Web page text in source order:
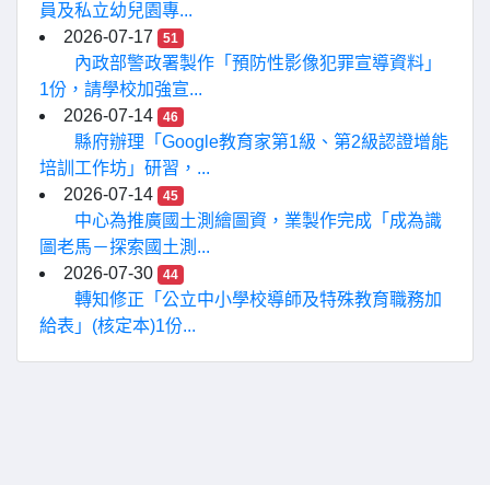
員及私立幼兒園專...
2026-07-17
51
內政部警政署製作「預防性影像犯罪宣導資料」
1份，請學校加強宣...
2026-07-14
46
縣府辦理「Google教育家第1級、第2級認證增能
培訓工作坊」研習，...
2026-07-14
45
中心為推廣國土測繪圖資，業製作完成「成為識
圖老馬－探索國土測...
2026-07-30
44
轉知修正「公立中小學校導師及特殊教育職務加
給表」(核定本)1份...